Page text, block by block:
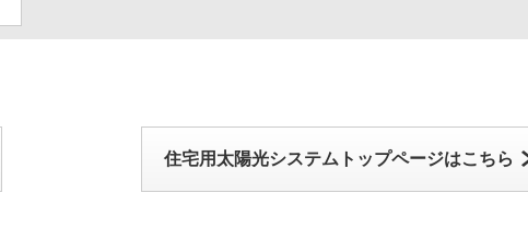
住宅用太陽光システムトップページはこちら